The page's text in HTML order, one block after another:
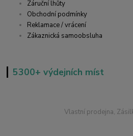
Záruční lhůty
Obchodní podmínky
Reklamace / vrácení
Zákaznická samoobsluha
5300+ výdejních míst
Vlastní prodejna,